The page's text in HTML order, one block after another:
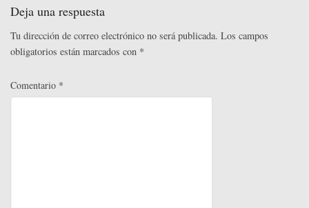
Deja una respuesta
Tu dirección de correo electrónico no será publicada. Los campos
obligatorios están marcados con *
Comentario *